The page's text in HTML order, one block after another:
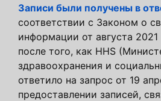
Записи были получены в
соответствии с Законом о
информации от августа
после того, как HHS
здравоохранения и
ответило на запрос от 19
предоставлении записей,